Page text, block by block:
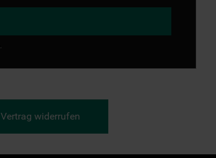
Vertrag widerrufen